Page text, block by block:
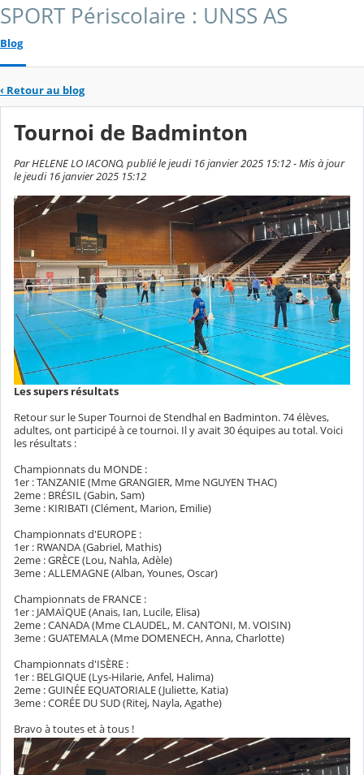
SPORT Périscolaire : UNSS AS
Blog
‹ Retour au blog
Tournoi de Badminton
Par HELENE LO IACONO, publié le jeudi 16 janvier 2025 15:12 - Mis à jour
le jeudi 16 janvier 2025 15:12
Les supers résultats
Retour sur le Super Tournoi de Stendhal en Badminton. 74 élèves,
adultes, ont participé à ce tournoi. Il y avait 30 équipes au total. Voici
les résultats :
Championnats du MONDE :
1er : TANZANIE (Mme GRANGIER, Mme NGUYEN THAC)
2eme : BRÉSIL (Gabin, Sam)
3eme : KIRIBATI (Clément, Marion, Emilie)
Championnats d'EUROPE :
1er : RWANDA (Gabriel, Mathis)
2eme : GRÈCE (Lou, Nahla, Adèle)
3eme : ALLEMAGNE (Alban, Younes, Oscar)
Championnats de FRANCE :
1er : JAMAÏQUE (Anais, Ian, Lucile, Elisa)
2eme : CANADA (Mme CLAUDEL, M. CANTONI, M. VOISIN)
3eme : GUATEMALA (Mme DOMENECH, Anna, Charlotte)
Championnats d'ISÈRE :
1er : BELGIQUE (Lys-Hilarie, Anfel, Halima)
2eme : GUINÉE EQUATORIALE (Juliette, Katia)
3eme : CORÉE DU SUD (Ritej, Nayla, Agathe)
Bravo à toutes et à tous !